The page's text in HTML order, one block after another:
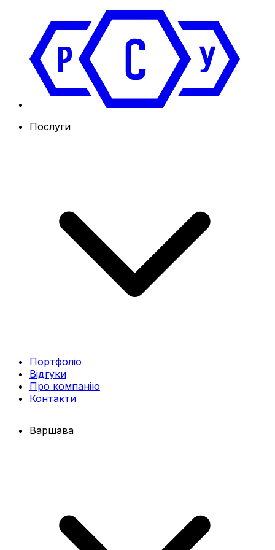
Послуги
Портфоліо
Відгуки
Про компанію
Контакти
Варшава